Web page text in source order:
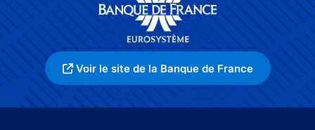
Voir le site de la Banque de France